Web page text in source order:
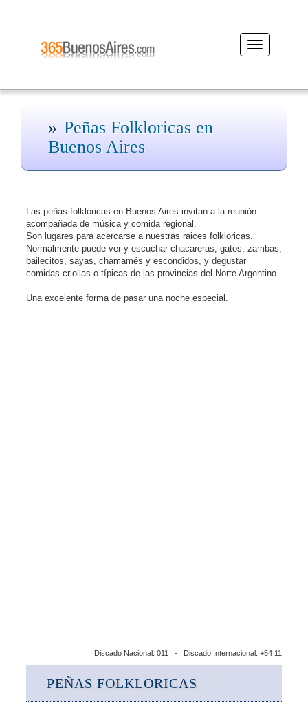
Desplegar
navegación
Peñas Folkloricas en
Buenos Aires
Las peñas folklóricas en Buenos Aires invitan a la reunión
acompañada de música y comida regional.
Son lugares para acercarse a nuestras raices folkloricas.
Normalmente puede ver y escuchar chacareras, gatos, zambas,
bailecitos, sayas, chamamés y escondidos, y degustar
comidas criollas o típicas de las provincias del Norte Argentino.
Una excelente forma de pasar una noche especial.
Discado Nacional: 011 - Discado Internacional: +54 11
PEÑAS FOLKLORICAS